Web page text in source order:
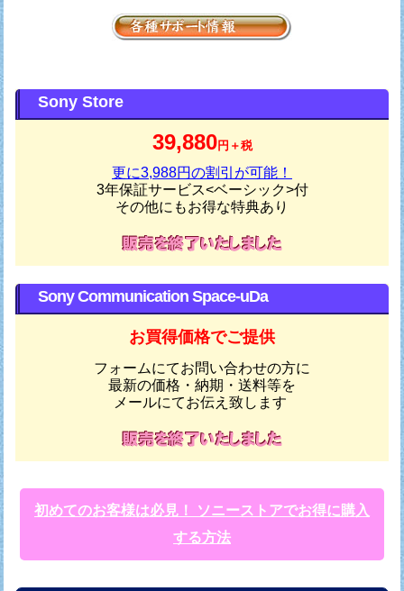
Sony Store
39,880円＋税
更に3,988円の割引が可能！
3年保証サービス<ベーシック>付
その他にもお得な特典あり
Sony Communication Space-uDa
お買得価格でご提供
フォームにてお問い合わせの方に
最新の価格・納期・送料等を
メールにてお伝え致します
初めてのお客様は必見！ ソニーストアでお得に購入
する方法